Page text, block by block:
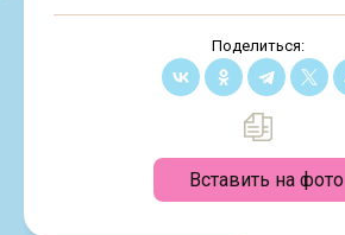
Поделиться:
Вставить на фото